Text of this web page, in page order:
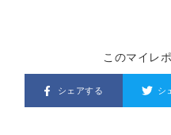
このマイレ
シェアする シ